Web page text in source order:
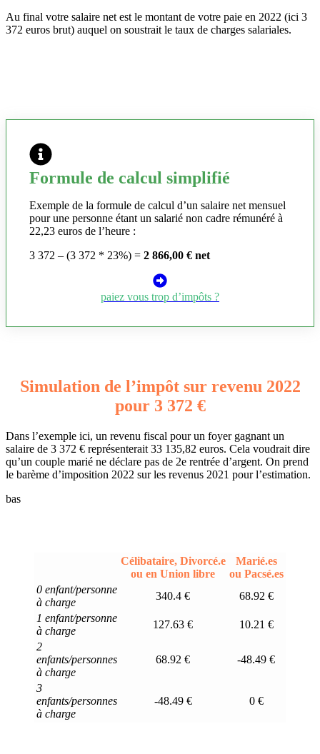
Au final votre salaire net est le montant de votre paie en 2022 (ici 3
372 euros brut) auquel on soustrait le taux de charges salariales.
Formule de calcul simplifié
Exemple de la formule de calcul d’un salaire net mensuel
pour une personne étant un salarié non cadre rémunéré à
22,23 euros de l’heure :
3 372 – (3 372 * 23%) = 2 866,00 € net
paiez vous trop d’impôts ?
Simulation de l’impôt sur revenu 2022
pour 3 372 €
Dans l’exemple ici, un revenu fiscal pour un foyer gagnant un
salaire de 3 372 € représenterait 33 135,82 euros. Cela voudrait dire
qu’un couple marié ne déclare pas de 2e rentrée d’argent. On prend
le barème d’imposition 2022 sur les revenus 2021 pour l’estimation.
bas
Célibataire, Divorcé.e
ou en Union libre
Marié.es
ou Pacsé.es
0 enfant/personne
à charge
340.4 €
68.92 €
1 enfant/personne
à charge
127.63 €
10.21 €
2
enfants/personnes
à charge
68.92 € -48.49 €
3
enfants/personnes
à charge
-48.49 € 0 €